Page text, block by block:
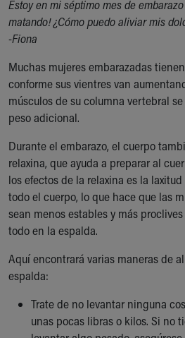
Ronald McDonald House Care
Health Centers
Symptom Checker
Financial Services
Price Estimates
Family Supports
Sports Health Services Provider
Find a Pediatrics Location
Find a Pediatrician
MyChart
Make an Appointment
Breastfeeding Medicine
Child Passenger Safety
Safe Sleep
About Akron Children's
Who We Are
Building a Brighter Future
Our Mission, Vision, Promise
Estoy en mi séptimo mes de
matando! ¿Cómo puedo aliviar mis
-Fiona
Muchas mujeres embarazadas
conforme sus vientres van
músculos de su columna vertebral
peso adicional.
Durante el embarazo, el cuerpo
relaxina, que ayuda a preparar al
los efectos de la relaxina es la
todo el cuerpo, lo que hace que las
sean menos estables y más
todo en la espalda.
Aquí encontrará varias maneras de
espalda:
Trate de no levantar ninguna
unas pocas libras o kilos. Si no